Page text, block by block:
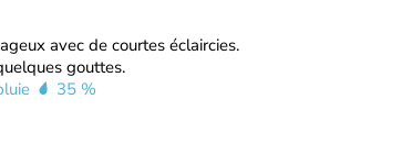
avec de courtes éclaircies.
gouttes.
35 %